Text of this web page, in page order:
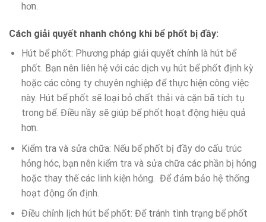
hơn.
Cách giải quyết nhanh chóng khi bể phốt bị đầy:
Hút bể phốt: Phương pháp giải quyết chính là hút bể
phốt. Bạn nên liên hệ với các dịch vụ hút bể phốt định kỳ
hoặc các công ty chuyên nghiệp để thực hiện công việc
này. Hút bể phốt sẽ loại bỏ chất thải và cặn bã tích tụ
trong bể. Điều nầy sẽ giúp bể phốt hoạt động hiệu quả
hơn.
Kiểm tra và sửa chữa: Nếu bể phốt bị đầy do cấu trúc
hỏng hóc, bạn nên kiểm tra và sửa chữa các phần bị hỏng
hoặc thay thế các linh kiện hỏng. Để đảm bảo hệ thống
hoạt động ổn định.
Điều chỉnh lịch hút bể phốt: Để tránh tình trạng bể phốt